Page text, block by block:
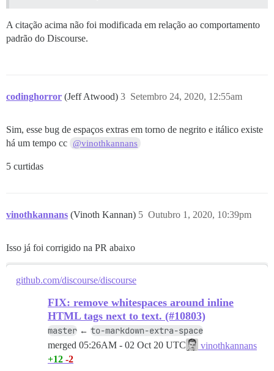
A citação acima não foi modificada em relação ao comportamento
padrão do Discourse.
codinghorror (Jeff Atwood) Setembro 24, 2020, 12:55am
3
Sim, esse bug de espaços extras em torno de negrito e itálico existe
há um tempo cc @vinothkannans
5 curtidas
vinothkannans (Vinoth Kannan) Outubro 1, 2020, 10:39pm
5
Isso já foi corrigido na PR abaixo
github.com/discourse/discourse
FIX: remove whitespaces around inline
HTML tags next to text. (#10803)
master ← to-markdown-extra-space
merged 05:26AM - 02 Oct 20 UTC
vinothkannans
+12 -2